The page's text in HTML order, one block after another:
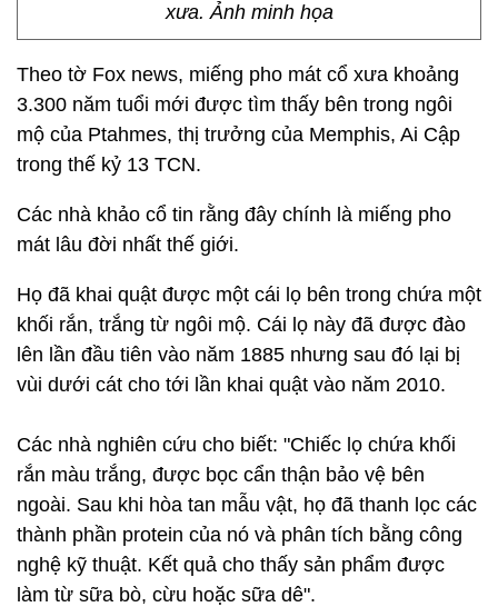
xưa. Ảnh minh họa
Theo tờ Fox news, miếng pho mát cổ xưa khoảng
3.300 năm tuổi mới được tìm thấy bên trong ngôi
mộ của Ptahmes, thị trưởng của Memphis, Ai Cập
trong thế kỷ 13 TCN.
Các nhà khảo cổ tin rằng đây chính là miếng pho
mát lâu đời nhất thế giới.
Họ đã khai quật được một cái lọ bên trong chứa một
khối rắn, trắng từ ngôi mộ. Cái lọ này đã được đào
lên lần đầu tiên vào năm 1885 nhưng sau đó lại bị
vùi dưới cát cho tới lần khai quật vào năm 2010.
Các nhà nghiên cứu cho biết: "Chiếc lọ chứa khối
rắn màu trắng, được bọc cẩn thận bảo vệ bên
ngoài. Sau khi hòa tan mẫu vật, họ đã thanh lọc các
thành phần protein của nó và phân tích bằng công
nghệ kỹ thuật. Kết quả cho thấy sản phẩm được
làm từ sữa bò, cừu hoặc sữa dê".